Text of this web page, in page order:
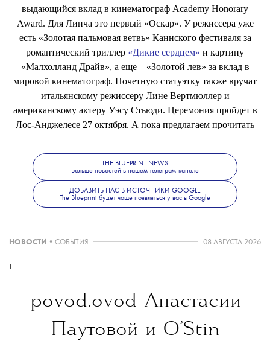
выдающийся вклад в кинематограф Academy Honorary
Award. Для Линча это первый «Оскар». У режиссера уже
есть «Золотая пальмовая ветвь» Каннского фестиваля за
романтический триллер «Дикие сердцем» и картину
«Малхолланд Драйв», а еще – «Золотой лев» за вклад в
мировой кинематограф. Почетную статуэтку также вручат
итальянскому режиссеру Лине Вертмюллер и
американскому актеру Уэсу Стьюди. Церемония пройдет в
Лос-Анджелесе 27 октября. А пока предлагаем прочитать
Жизнь в искусстве».
THE BLUEPRINT NEWS
Больше новостей в нашем телеграм-канале
ДОБАВИТЬ НАС В ИСТОЧНИКИ GOOGLE
The Blueprint будет чаще появляться у вас в Google
НОВОСТИ • СОБЫТИЯ 08 АВГУСТА 2026
T
povod.ovod Анастасии
Паутовой и O’Stin